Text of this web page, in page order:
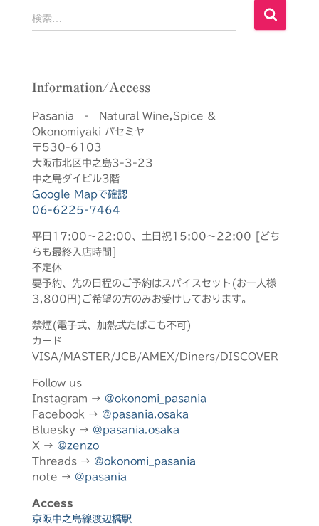
検
索
検索…
Information/Access
Pasania - Natural Wine,Spice &
Okonomiyaki パセミヤ
〒530-6103
大阪市北区中之島3-3-23
中之島ダイビル3階
Google Mapで確認
06-6225-7464
平日17:00～22:00、土日祝15:00～22:00 [どち
らも最終入店時間]
不定休
要予約、先の日程のご予約はスパイスセット(お一人様
3,800円)ご希望の方のみお受けしております。
禁煙(電子式、加熱式たばこも不可)
カード
VISA/MASTER/JCB/AMEX/Diners/DISCOVER
Follow us
Instagram → @okonomi_pasania
Facebook → @pasania.osaka
Bluesky → @pasania.osaka
X → @zenzo
Threads → @okonomi_pasania
note → @pasania
Access
京阪中之島線渡辺橋駅